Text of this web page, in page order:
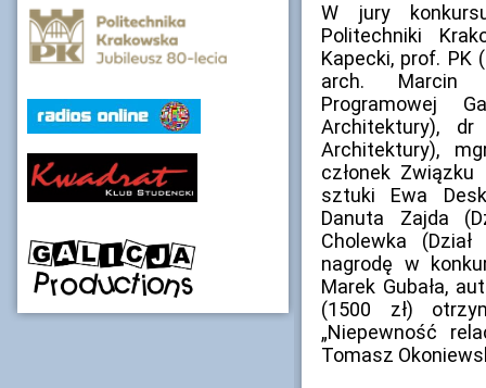
W jury
Politechniki
Kapecki, prof. PK
arch. Marcin
Programowej
Architektury),
Architektury),
członek
sztuki Ewa
Danuta Zajda
Cholewka
nagrodę w
Marek Gubała,
(1500 zł)
„Niepewność
Tomasz